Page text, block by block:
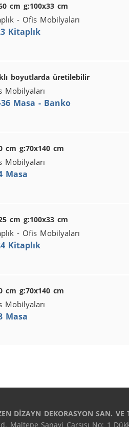
cm g:100x33 cm
- Ofis Mobilyaları
Kitaplık
boyutlarda üretilebilir
Mobilyaları
36 Masa - Banko
cm g:70x140 cm
Mobilyaları
Masa
cm g:100x33 cm
- Ofis Mobilyaları
Kitaplık
cm g:70x140 cm
Mobilyaları
Masa
DİZAYN DEKORASYON SAN. VE
Maltepe Sanayi Çarşısı No: 1